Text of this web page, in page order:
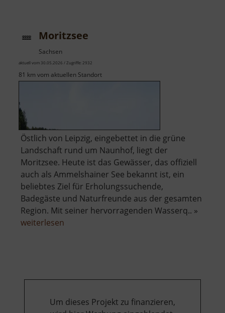
Moritzsee
Sachsen
aktuell vom 30.05.2026 / Zugriffe: 2932
81 km vom aktuellen Standort
Östlich von Leipzig, eingebettet in die grüne
Landschaft rund um Naunhof, liegt der
Moritzsee. Heute ist das Gewässer, das offiziell
auch als Ammelshainer See bekannt ist, ein
beliebtes Ziel für Erholungssuchende,
Badegäste und Naturfreunde aus der gesamten
Region. Mit seiner hervorragenden Wasserq.. »
weiterlesen
Um dieses Projekt zu finanzieren,